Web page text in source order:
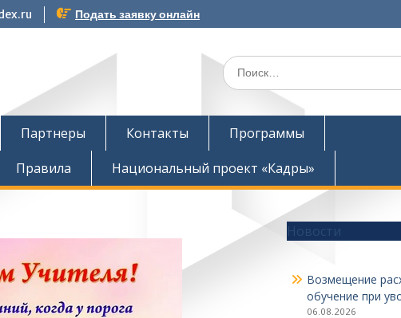
Подать заявку онлайн
Поиск
по:
Партнеры Контакты
Программы
Правила Национальный проект «Кадры»
Новости
Возмещение
обучение при
06.08.2026